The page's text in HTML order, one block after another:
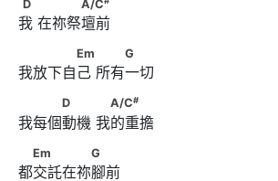
D A/C
我 在祢祭壇前
Em　      　　G
Em G
我放下自己 所有一切
D　　      　A/C
D A/C#
我每個動機 我的重擔
Em　　　　G
Em G
都交託在祢腳前